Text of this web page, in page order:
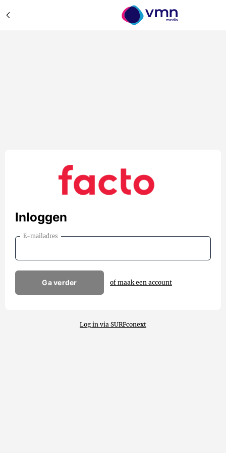
Inloggen
E-mailadres
Ga verder of maak een account
Log in via SURFconext